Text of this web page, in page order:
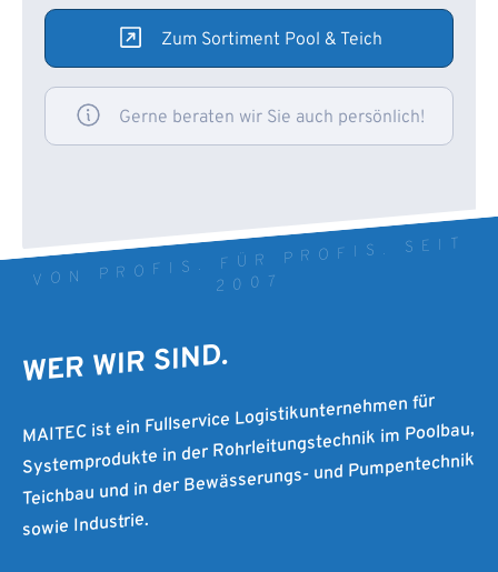
Zum Sortiment Pool & Teich
Gerne beraten wir Sie auch persönlich!
VON PROFIS. FÜR PROFIS. SEIT
2007
WER WIR SIND.
MAITEC ist ein Fullservice Logistikunternehmen für
Systemprodukte in der Rohrleitungstechnik im Poolbau,
Teichbau und in der Bewässerungs- und Pumpentechnik
sowie Industrie.